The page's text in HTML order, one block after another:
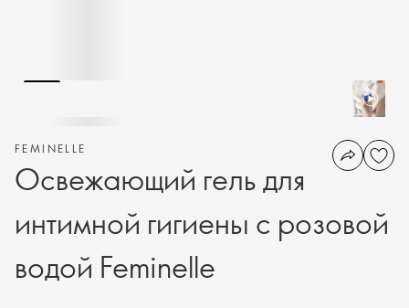
FEMINELLE
Освежающий гель для
интимной гигиены с розовой
водой Feminelle